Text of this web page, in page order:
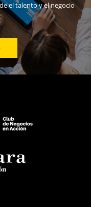
el talento y el negocio